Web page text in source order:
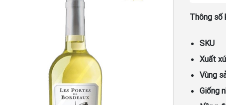
Thông số
SKU
Xuất
Vùng
Giống